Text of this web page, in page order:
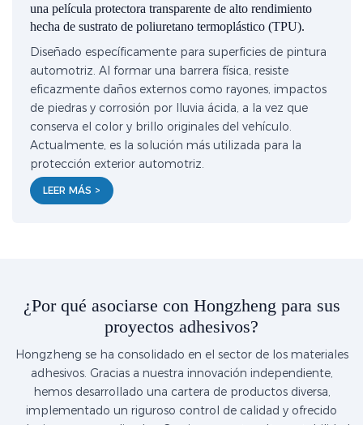
una película protectora transparente de alto rendimiento
hecha de sustrato de poliuretano termoplástico (TPU).
Diseñado específicamente para superficies de pintura
automotriz. Al formar una barrera física, resiste
eficazmente daños externos como rayones, impactos
de piedras y corrosión por lluvia ácida, a la vez que
conserva el color y brillo originales del vehículo.
Actualmente, es la solución más utilizada para la
protección exterior automotriz.
LEER MÁS >
¿Por qué asociarse con Hongzheng para sus
proyectos adhesivos?
Hongzheng se ha consolidado en el sector de los materiales
adhesivos. Gracias a nuestra innovación independiente,
hemos desarrollado una cartera de productos diversa,
implementado un riguroso control de calidad y ofrecido